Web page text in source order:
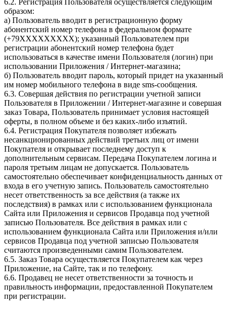
образом:
а) Пользователь вводит в регистрационную форму
абонентский номер телефона в федеральном формате
(+79ХХХХХХХХХ); указанный Пользователем при
регистрации абонентский номер телефона будет
использоваться в качестве имени Пользователя (логин) при
использовании Приложения / Интернет-магазина;
б) Пользователь вводит пароль, который придет на указанный
им номер мобильного телефона в виде sms-сообщения.
6.3. Совершая действия по регистрации учетной записи
Пользователя в Приложении / Интернет-магазине и совершая
заказ Товара, Пользователь принимает условия настоящей
оферты, в полном объеме и без каких-либо изъятий.
6.4. Регистрация Покупателя позволяет избежать
несанкционированных действий третьих лиц от имени
Покупателя и открывает последнему доступ к
дополнительным сервисам. Передача Покупателем логина и
пароля третьим лицам не допускается. Пользователь
самостоятельно обеспечивает конфиденциальность данных от
входа в его учетную запись. Пользователь самостоятельно
несет ответственность за все действия (а также их
последствия) в рамках или с использованием функционала
Сайта или Приложения и сервисов Продавца под учетной
записью Пользователя. Все действия в рамках или с
использованием функционала Сайта или Приложения и/или
сервисов Продавца под учетной записью Пользователя
считаются произведенными самим Пользователем.
6.5. Заказ Товара осуществляется Покупателем как через
Приложение, на Сайте, так и по телефону.
6.6. Продавец не несет ответственности за точность и
правильность информации, предоставленной Покупателем
при регистрации.